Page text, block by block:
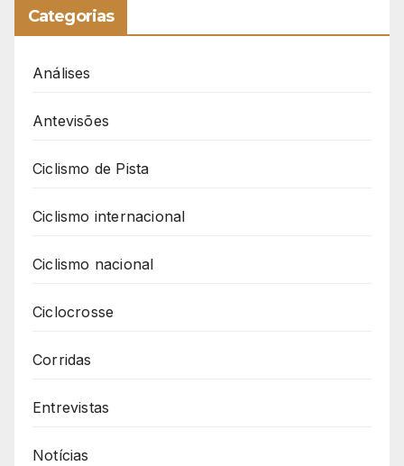
Categorias
Análises
Antevisões
Ciclismo de Pista
Ciclismo internacional
Ciclismo nacional
Ciclocrosse
Corridas
Entrevistas
Notícias